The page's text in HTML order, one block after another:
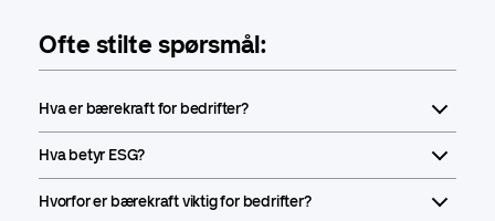
Ofte stilte spørsmål:
Hva er bærekraft for bedrifter?
Hva betyr ESG?
Hvorfor er bærekraft viktig for bedrifter?